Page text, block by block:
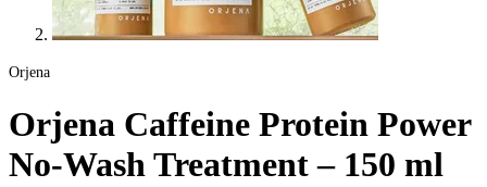
Orjena
Orjena Caffeine Protein Power
No-Wash Treatment – 150 ml